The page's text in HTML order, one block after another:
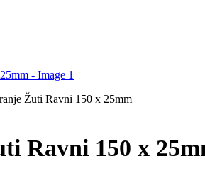
Žuti Ravni 150 x 25mm
Ravni 150 x